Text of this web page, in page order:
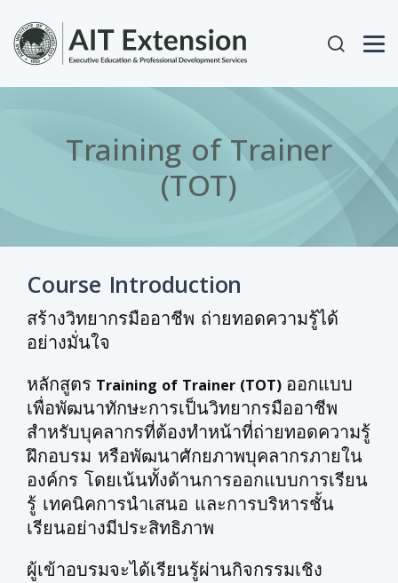
User
Training of Trainer
(TOT)
Course Introduction
สร้างวิทยากรมืออาชีพ ถ่ายทอดความรู้ได้
อย่างมั่นใจ
หลักสูตร Training of Trainer (TOT) ออกแบบ
เพื่อพัฒนาทักษะการเป็นวิทยากรมืออาชีพ
สำหรับบุคลากรที่ต้องทำหน้าที่ถ่ายทอดความรู้
ฝึกอบรม หรือพัฒนาศักยภาพบุคลากรภายใน
องค์กร โดยเน้นทั้งด้านการออกแบบการเรียน
รู้ เทคนิคการนำเสนอ และการบริหารชั้น
เรียนอย่างมีประสิทธิภาพ
ผู้เข้าอบรมจะได้เรียนรู้ผ่านกิจกรรมเชิง